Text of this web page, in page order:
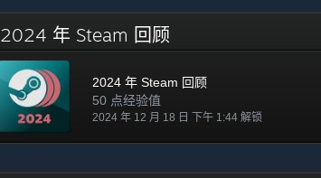
2024 年 Steam 回顾
2024 年 Steam 回顾
50 点经验值
2024 年 12 月 18 日 下午 1:44 解锁